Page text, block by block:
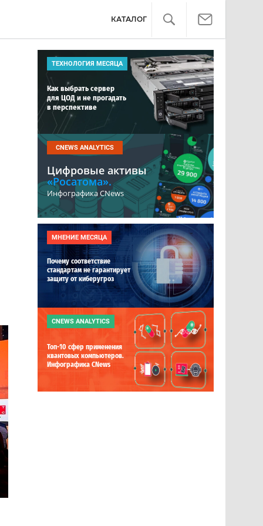
КАТАЛОГ
ТЕХНОЛОГИЯ МЕСЯЦА
Как выбрать сервер
для ЦОД и не прогадать
в перспективе
CNEWS ANALYTICS
Цифровые активы
«Росатома».
Инфографика CNews
МНЕНИЕ МЕСЯЦА
Почему соответствие
стандартам не гарантирует
защиту от киберугроз
CNEWS ANALYTICS
Топ-10 сфер применения
квантовых компьютеров.
Инфографика CNews